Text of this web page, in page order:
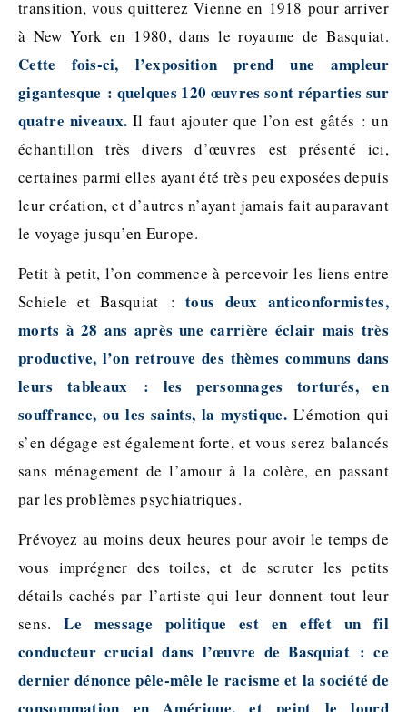
transition, vous quitterez Vienne en 1918 pour arriver
à New York en 1980, dans le royaume de Basquiat.
Cette fois-ci, l’exposition prend une ampleur
gigantesque : quelques 120 œuvres sont réparties sur
quatre niveaux. Il faut ajouter que l’on est gâtés : un
échantillon très divers d’œuvres est présenté ici,
certaines parmi elles ayant été très peu exposées depuis
leur création, et d’autres n’ayant jamais fait auparavant
le voyage jusqu’en Europe.
Petit à petit, l’on commence à percevoir les liens entre
Schiele et Basquiat :tous deux anticonformistes,
morts à 28 ans après une carrière éclair mais très
productive, l’on retrouve des thèmes communs dans
leurs tableaux : les personnages torturés, en
souffrance, ou les saints, la mystique.L’émotion qui
s’en dégage est également forte, et vous serez balancés
sans ménagement de l’amour à la colère, en passant
par les problèmes psychiatriques.
Prévoyez au moins deux heures pour avoir le temps de
vous imprégner des toiles, et de scruter les petits
détails cachés par l’artiste qui leur donnent tout leur
sens.Le message politique est en effet un fil
conducteur crucial dans l’œuvre de Basquiat : ce
dernier dénonce pêle-mêle le racisme et la société de